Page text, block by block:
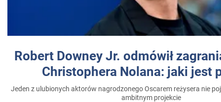
Robert Downey Jr. odmówił
Christophera Nolana: jaki jest
Jeden z ulubionych aktorów nagrodzonego Oscarem reżysera nie
ambitnym projekcie